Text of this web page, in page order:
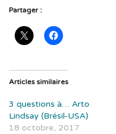
Partager :
Articles similaires
3 questions à… Arto
Lindsay (Brésil-USA)
18 octobre, 2017